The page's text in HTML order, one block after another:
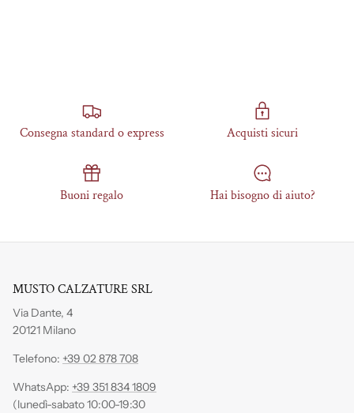
Consegna standard o express Acquisti sicuri
Buoni regalo Hai bisogno di aiuto?
MUSTO CALZATURE SRL
Via Dante, 4
20121 Milano
Telefono: +39 02 878 708
WhatsApp: +39 351 834 1809
(lunedì-sabato 10:00-19:30